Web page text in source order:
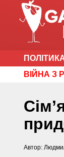
ВІЙНА З
Автор: